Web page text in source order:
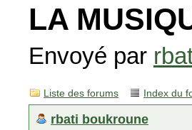
LA
Envoyé par
Liste des forums Index du
rbati boukroune